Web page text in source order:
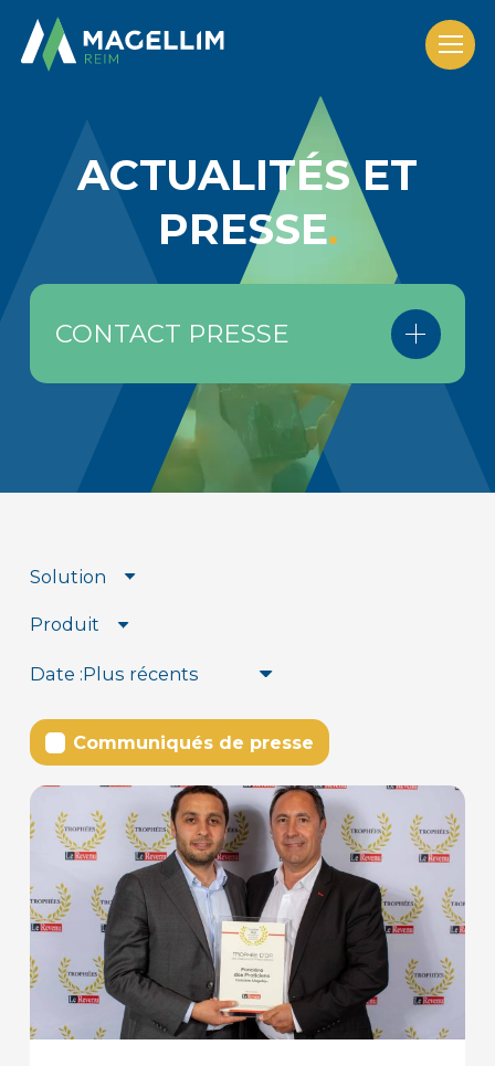
Les fonds
Actualités et presse
ACTUALITÉS ET
PRESSE
CONTACT PRESSE
Solution
Produit
Date :
Communiqués de presse